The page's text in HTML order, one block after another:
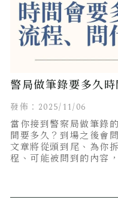
警局做筆錄要多久
道的完整指南
發佈：2025/11/06
當你接到警察局做筆錄
間要多久？到場之後會
文章將從頭到尾、為你
程、可能被問到的內容